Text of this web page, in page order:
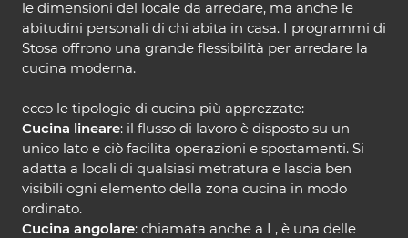
le dimensioni del locale da arredare, ma anche le
abitudini personali di chi abita in casa. I programmi di
Stosa offrono una grande flessibilità per arredare la
cucina moderna.
ecco le tipologie di cucina più apprezzate:
Cucina lineare: il flusso di lavoro è disposto su un
unico lato e ciò facilita operazioni e spostamenti. Si
adatta a locali di qualsiasi metratura e lascia ben
visibili ogni elemento della zona cucina in modo
ordinato.
Cucina angolare: chiamata anche a L, è una delle